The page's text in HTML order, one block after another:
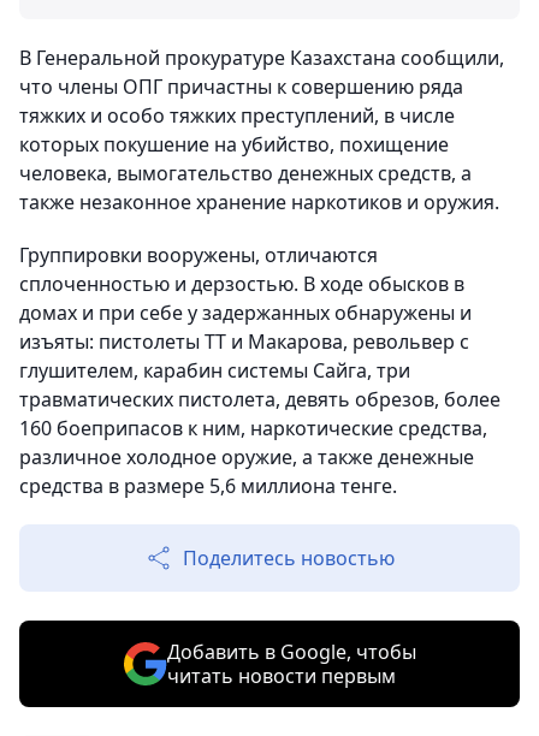
В Генеральной прокуратуре Казахстана сообщили,
что члены ОПГ причастны к совершению ряда
тяжких и особо тяжких преступлений, в числе
которых покушение на убийство, похищение
человека, вымогательство денежных средств, а
также незаконное хранение наркотиков и оружия.
Группировки вооружены, отличаются
сплоченностью и дерзостью. В ходе обысков в
домах и при себе у задержанных обнаружены и
изъяты: пистолеты ТТ и Макарова, револьвер с
глушителем, карабин системы Сайга, три
травматических пистолета, девять обрезов, более
160 боеприпасов к ним, наркотические средства,
различное холодное оружие, а также денежные
средства в размере 5,6 миллиона тенге.
Поделитесь новостью
Добавить в Google, чтобы
читать новости первым